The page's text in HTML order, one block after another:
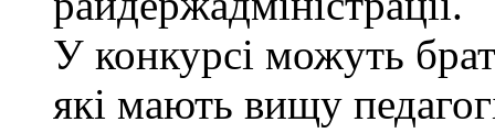
У конкурсі можуть
які мають вищу